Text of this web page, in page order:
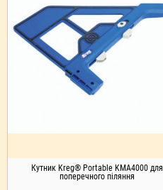
Кутник Kreg® Portable KMA4000 для
поперечного піляння